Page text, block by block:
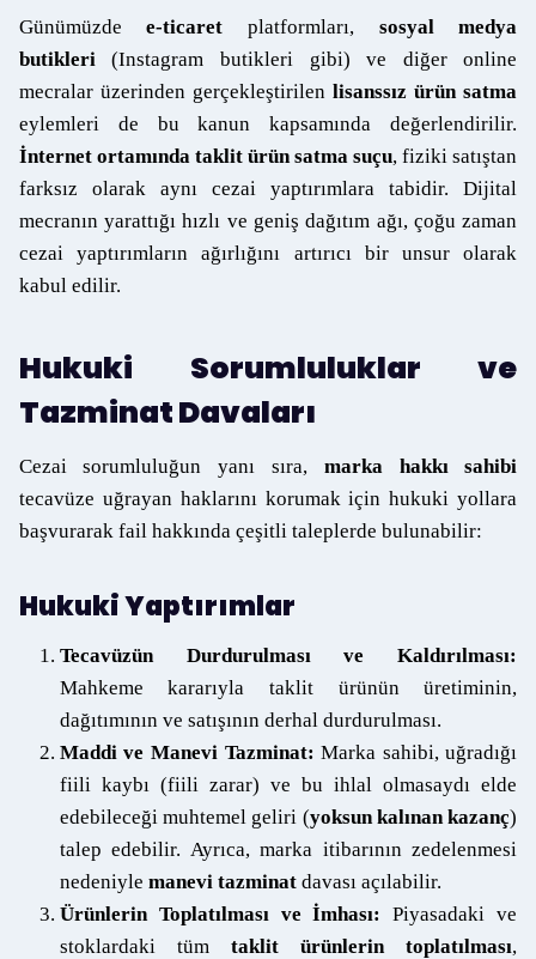
Günümüzdee-ticaret platformları, sosyal medya
butikleri(Instagram butikleri gibi) ve diğer online
mecralar üzerinden gerçekleştirilenlisanssız ürün satma
eylemleri de bu kanun kapsamında değerlendirilir.
İnternet ortamında taklit ürün satma suçu, fiziki satıştan
farksız olarak aynı cezai yaptırımlara tabidir. Dijital
mecranın yarattığı hızlı ve geniş dağıtım ağı, çoğu zaman
cezai yaptırımların ağırlığını artırıcı bir unsur olarak
kabul edilir.
Hukuki Sorumluluklar ve
Tazminat Davaları
Cezai sorumluluğun yanı sıra, marka hakkı sahibi
tecavüze uğrayan haklarını korumak için hukuki yollara
başvurarak fail hakkında çeşitli taleplerde bulunabilir:
Hukuki Yaptırımlar
Tecavüzün Durdurulması ve Kaldırılması:
Mahkeme kararıyla taklit ürünün üretiminin,
dağıtımının ve satışının derhal durdurulması.
Maddi ve Manevi Tazminat: Marka sahibi, uğradığı
fiili kaybı (fiili zarar) ve bu ihlal olmasaydı elde
edebileceği muhtemel geliri (yoksun kalınan kazanç)
talep edebilir. Ayrıca, marka itibarının zedelenmesi
nedeniyle manevi tazminatdavası açılabilir.
Ürünlerin Toplatılması ve İmhası: Piyasadaki ve
stoklardaki tüm taklit ürünlerin toplatılması,